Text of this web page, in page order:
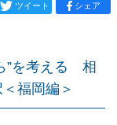
ツイート シェア
”を考える 相
福岡編＞